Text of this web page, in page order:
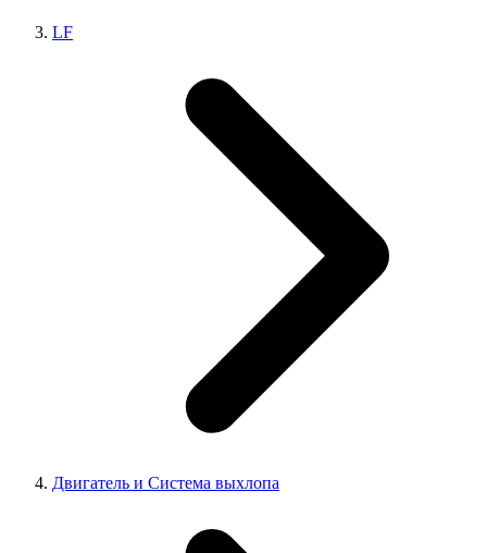
LF
Двигатель и Система выхлопа